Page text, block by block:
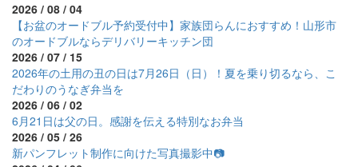
2026 / 08 / 04
【お盆のオードブル予約受付中】家族団らんにおすすめ！山形市
のオードブルならデリバリーキッチン団
2026 / 07 / 15
2026年の土用の丑の日は7月26日（日）！夏を乗り切るなら、こ
だわりのうなぎ弁当を
2026 / 06 / 02
6月21日は父の日。感謝を伝える特別なお弁当
2026 / 05 / 26
新パンフレット制作に向けた写真撮影中📷